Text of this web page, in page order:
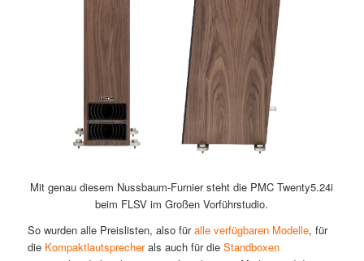
Mit genau diesem Nussbaum-Furnier steht die PMC Twenty5.24i
beim FLSV im Großen Vorführstudio.
So wurden alle Preislisten, also füralle verfügbaren Modelle, für
die Kompaktlautsprecherals auch für die Standboxen